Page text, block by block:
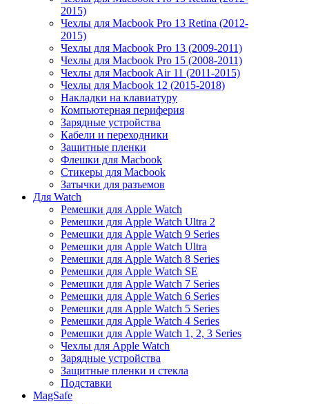
2015)
Чехлы для Macbook Pro 13 Retina (2012-
2015)
Чехлы для Macbook Pro 13 (2009-2011)
Чехлы для Macbook Pro 15 (2008-2011)
Чехлы для Macbook Air 11 (2011-2015)
Чехлы для Macbook 12 (2015-2018)
Накладки на клавиатуру
Компьютерная периферия
Зарядные устройства
Кабели и переходники
Защитные пленки
Флешки для Macbook
Стикеры для Macbook
Затычки для разъемов
Для Watch
Ремешки для Apple Watch
Ремешки для Apple Watch Ultra 2
Ремешки для Apple Watch 9 Series
Ремешки для Apple Watch Ultra
Ремешки для Apple Watch 8 Series
Ремешки для Apple Watch SE
Ремешки для Apple Watch 7 Series
Ремешки для Apple Watch 6 Series
Ремешки для Apple Watch 5 Series
Ремешки для Apple Watch 4 Series
Ремешки для Apple Watch 1, 2, 3 Series
Чехлы для Apple Watch
Зарядные устройства
Защитные пленки и стекла
Подставки
MagSafe